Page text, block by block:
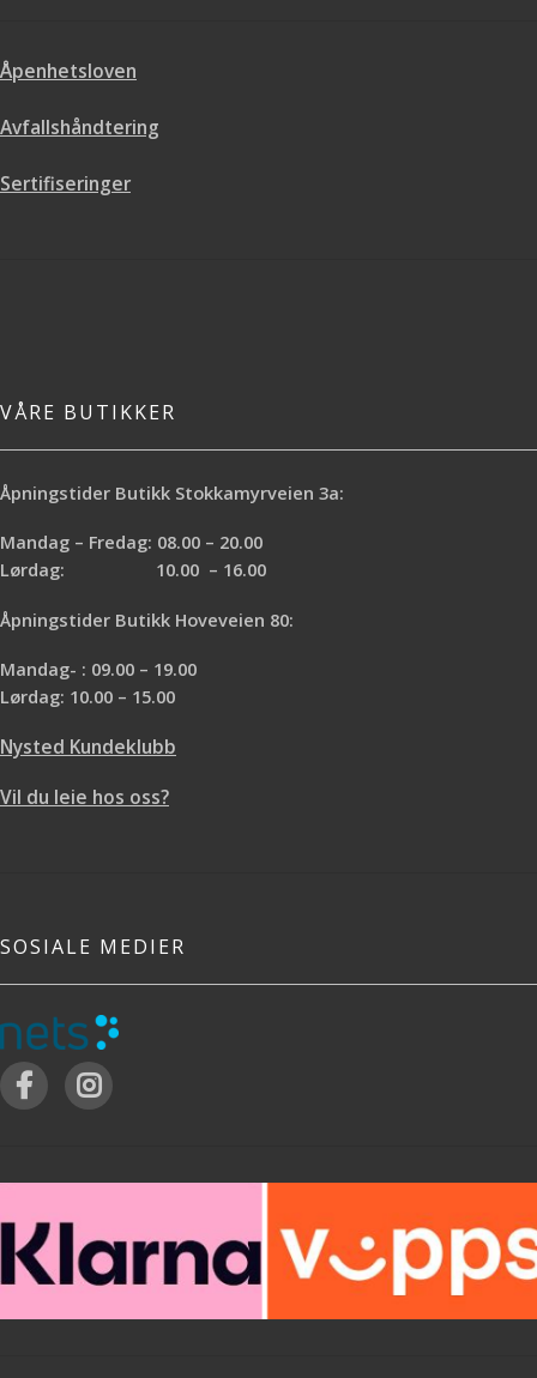
Åpenhetsloven
Avfallshåndtering
Sertifiseringer
VÅRE BUTIKKER
Åpningstider Butikk Stokkamyrveien 3a:
Mandag – Fredag: 08.00 – 20.00
Lørdag: 10.00 – 16.00
Åpningstider Butikk Hoveveien 80:
Mandag- : 09.00 – 19.00
Lørdag: 10.00 – 15.00
Nysted Kundeklubb
Vil du leie hos oss?
SOSIALE MEDIER